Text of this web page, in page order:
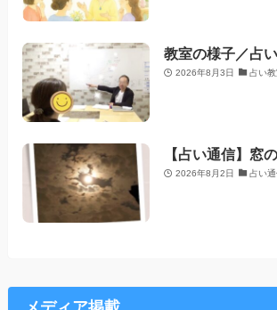
教室の様子／占
2026年8月3日 占い
【占い通信】窓
2026年8月2日 占い